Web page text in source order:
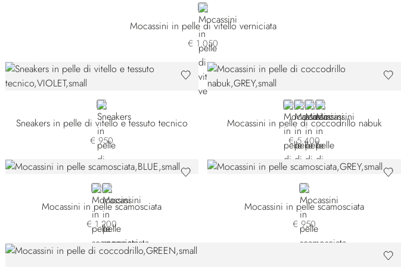
BLACK
Mocassini in pelle di vitello verniciata
€ 1.050
VIOLET
Sneakers in pelle di vitello e tessuto tecnico
€ 950
GREYBROWN CN-M019
BROWN CN-M003
BLACK
Mocassini in pelle di coccodrillo nabuk
€ 5.400
BLUE SDP-B049
BROWN
Mocassini in pelle scamosciata
€ 1.200
GREY
Mocassini in pelle scamosciata
€ 950